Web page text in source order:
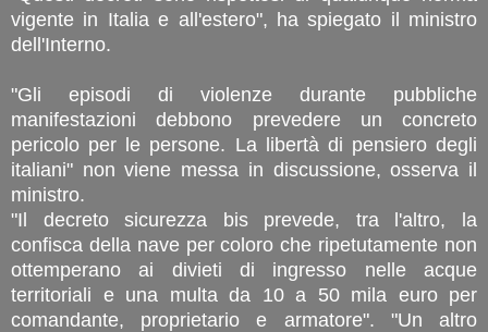
vigente in Italia e all'estero", ha spiegato il ministro
dell'Interno.
"Gli episodi di violenze durante pubbliche
manifestazioni debbono prevedere un concreto
pericolo per le persone. La libertà di pensiero degli
italiani" non viene messa in discussione, osserva il
ministro.
"Il decreto sicurezza bis prevede, tra l'altro, la
confisca della nave per coloro che ripetutamente non
ottemperano ai divieti di ingresso nelle acque
territoriali e una multa da 10 a 50 mila euro per
comandante, proprietario e armatore". "Un altro